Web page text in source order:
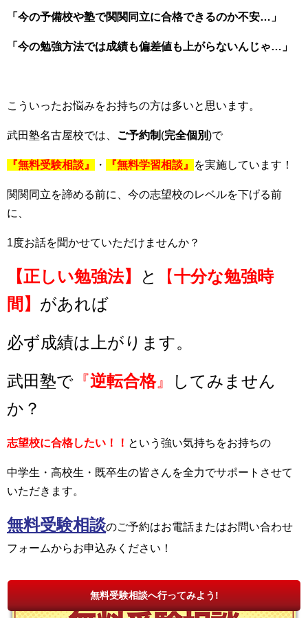
「今の予備校や塾で関関同立に合格できるのか不安…」
「今の勉強方法では成績も偏差値も上がらないんじゃ…」
こういったお悩みをお持ちの方は多いと思います。
武田塾名古屋校では、 ご予約制 (完全個別)で
『無料受験相談』 ・ 『無料学習相談』 を実施しています！
関関同立を諦める前に、今の志望校のレベルを下げる前
に、
1度お話を聞かせていただけませんか？
【正しい勉強法】 と 【十分な勉強時
間】 があれば
必ず成績は上がります。
武田塾で 『逆転合格』
してみません
か？
志望校に合格したい！！ という強い気持ちをお持ちの
中学生・高校生・既卒生の皆さんを全力でサポートさせて
いただきます。
無料受験相談のご予約はお電話またはお問い合わせ
フォームからお申込みください！
無料受験相談へ行ってみよう!